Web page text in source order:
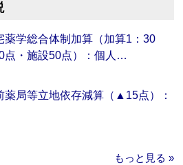
薬学総合体制加算（加算1：30
点・施設50点）：個人…
薬局等立地依存減算（▲15点）：
もっと見る »